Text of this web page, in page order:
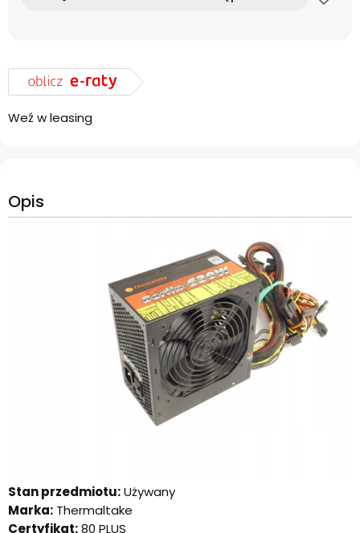
Weź w leasing
Opis
Stan przedmiotu:Używany
Marka: Thermaltake
Certyfikat:80 PLUS